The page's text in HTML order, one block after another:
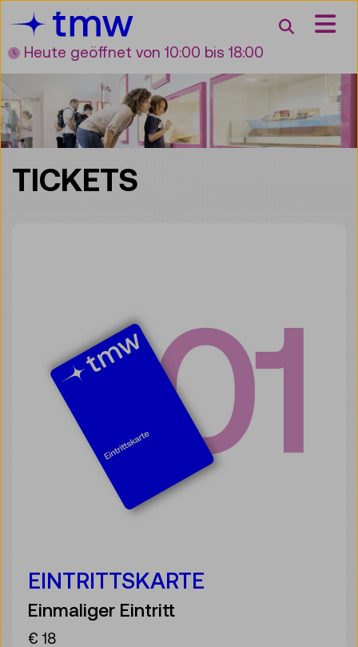
Zum Inhalt
Zum Hauptmenü
Zur Suche
Zur Zielgruppennavigation
Suche
Heute geöffnet von 10:00 bis 18:00
TICKETS
EINTRITTSKARTE
Einmaliger Eintritt
€ 18